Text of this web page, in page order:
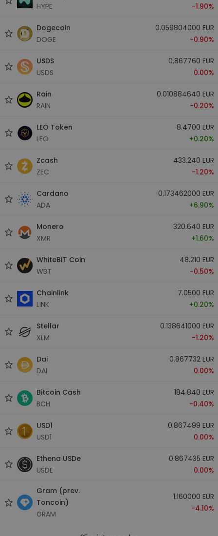
HYPE
-1.90%
Dogecoin
DOGE
0.059804000 EUR
-0.90%
USDS
USDS
0.867760 EUR
0.00%
Rain
RAIN
0.010884640 EUR
-0.20%
LEO Token
LEO
8.4700 EUR
+0.20%
Zcash
ZEC
433.240 EUR
-1.20%
Cardano
ADA
0.173462000 EUR
+6.90%
Monero
XMR
320.640 EUR
+1.60%
WhiteBIT Coin
WBT
48.210 EUR
-0.50%
Chainlink
LINK
7.0500 EUR
+0.20%
Stellar
XLM
0.138641000 EUR
-1.20%
Dai
DAI
0.867732 EUR
0.00%
Bitcoin Cash
BCH
184.840 EUR
-0.40%
USD1
USD1
0.867499 EUR
0.00%
Ethena USDe
USDE
0.867435 EUR
0.00%
Gram (prev.
Toncoin)
GRAM
1.160000 EUR
-4.10%